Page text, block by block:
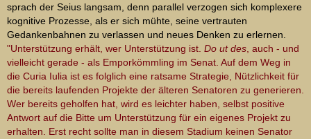
sprach der Seius langsam, denn parallel verzogen sich komplexere
kognitive Prozesse, als er sich mühte, seine vertrauten
Gedankenbahnen zu verlassen und neues Denken zu erlernen.
"Unterstützung erhält, wer Unterstützung ist. Do ut des , auch - und
vielleicht gerade - als Emporkömmling im Senat. Auf dem Weg in
die Curia Iulia ist es folglich eine ratsame Strategie, Nützlichkeit für
die bereits laufenden Projekte der älteren Senatoren zu generieren.
Wer bereits geholfen hat, wird es leichter haben, selbst positive
Antwort auf die Bitte um Unterstützung für ein eigenes Projekt zu
erhalten. Erst recht sollte man in diesem Stadium keinen Senator